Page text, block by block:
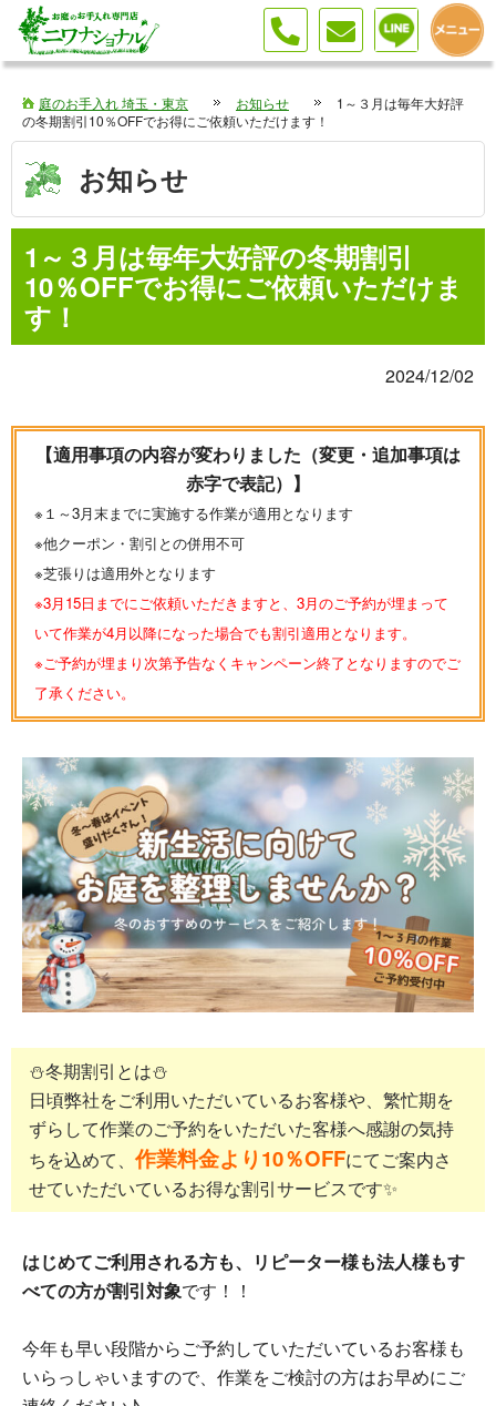
庭のお手入れ 埼玉・東京 お知らせ
1～３月は毎年大好評
の冬期割引10％OFFでお得にご依頼いただけます！
お知らせ
1～３月は毎年大好評の冬期割引
10％OFFでお得にご依頼いただけま
す！
2024/12/02
【適用事項の内容が変わりました（変更・追加事項は
赤字で表記）】
※１～3月末までに実施する作業が適用となります
※他クーポン・割引との併用不可
※芝張りは適用外となります
※3月15日までにご依頼いただきますと、3月のご予約が埋まって
いて作業が4月以降になった場合でも割引適用となります。
※ご予約が埋まり次第予告なくキャンペーン終了となりますのでご
了承ください。
⛄冬期割引とは⛄
日頃弊社をご利用いただいているお客様や、繁忙期を
ずらして作業のご予約をいただいた客様へ感謝の気持
ちを込めて、作業料金より10％OFFにてご案内さ
せていただいているお得な割引サービスです✨
はじめてご利用される方も、リピーター様も法人様もす
べての方が割引対象です！！
今年も早い段階からご予約していただいているお客様も
いらっしゃいますので、作業をご検討の方はお早めにご